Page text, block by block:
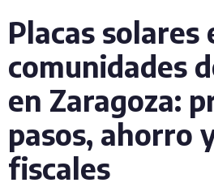
Placas solares
comunidades
en Zaragoza:
pasos, ahorro
fiscales